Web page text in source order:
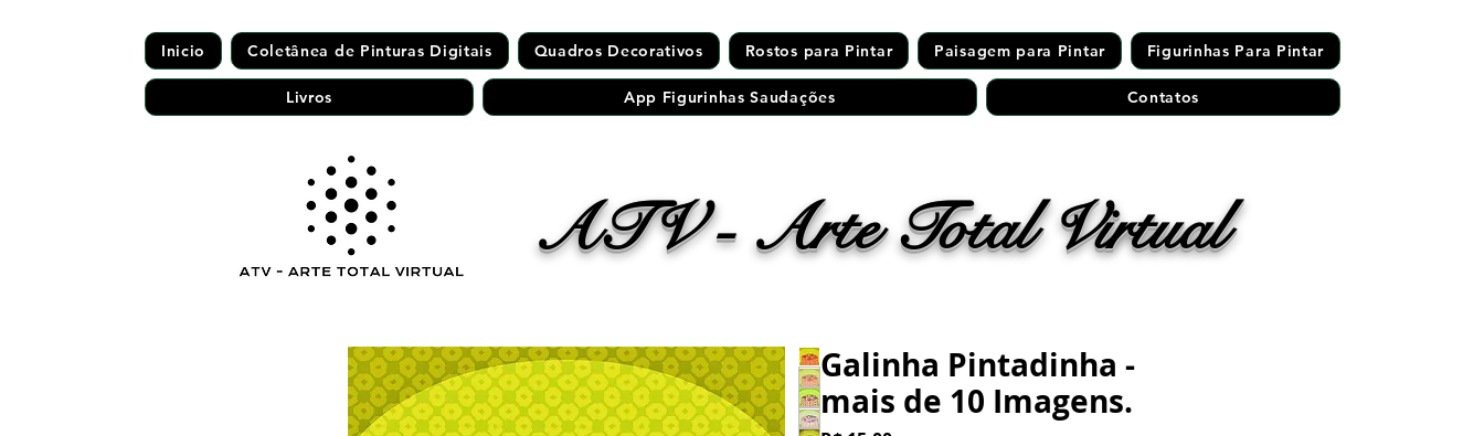
Inicio Coletânea de Pinturas Digitais Quadros Decorativos Rostos para Pintar Paisagem para Pintar Figurinhas Para Pintar
Livros App Figurinhas Saudações Contatos
ATV - Arte Total Virtual
Galinha Pintadinha -
mais de 10 Imagens.